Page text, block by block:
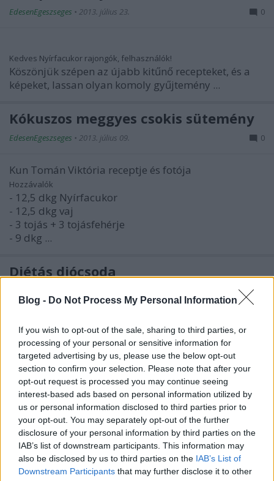
Blog - Do Not Process My Personal Information
If you wish to opt-out of the sale, sharing to third parties, or
processing of your personal or sensitive information for
targeted advertising by us, please use the below opt-out
section to confirm your selection. Please note that after your
opt-out request is processed you may continue seeing
interest-based ads based on personal information utilized by
us or personal information disclosed to third parties prior to
your opt-out. You may separately opt-out of the further
disclosure of your personal information by third parties on the
IAB’s list of downstream participants. This information may
also be disclosed by us to third parties on the IAB’s List of
Downstream Participants that may further disclose it to other
EdesenEgeszseges • 2013. július 23. 0
Kedves Nyírfacukor rajongók, felhasználók!
Köszönjük szépen az újabb kitűnő recepteket, és a
képeket, lassan olyan komoly gyűjtemény ...
Kókuszos meggyes csokis sütemény
EdesenEgeszseges • 2013. július 09. 0
Kun Tomán Viktória receptje és fotója
Hozzávalók
- 12,5 dkg Nyírfacukor
- 12,5 dkg vaj
- 3 tojás + 3 tojásfehérje
- 9 dkg ...
Diétás diócsoda
Hozzávalók
A tésztához
3 db tojás
3 dkg olvasztott Rama
2 ek szénhidrátcsökkentett ...
Áfonyás szedres gyümölcstorta
EdesenEgeszseges•2013. július 04.